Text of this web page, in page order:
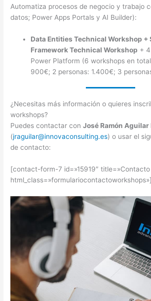
Automatiza procesos de negocio y trabajo
datos; Power Apps Portals y AI Builder):
Data Entities Technical Workshop +
Framework Technical Workshop +
Power Platform (6 workshops en
900€; 2 personas: 1.400€; 3
¿Necesitas más información o quieres
workshops?
Puedes contactar conJosé Ramón Aguilar
(jraguilar@innovaconsulting.es) o usar el
de contacto:
[contact-form-7 id=»15919″ title=»Contacto
html_class=»formulariocontactoworkshops»]